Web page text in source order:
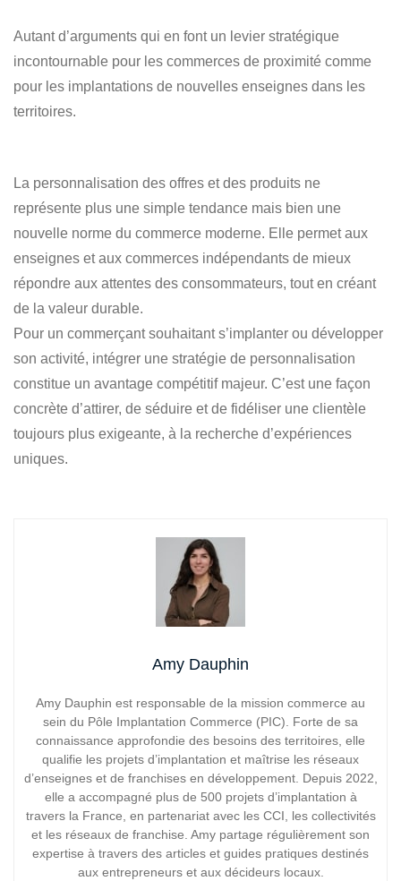
Autant d’arguments qui en font un levier stratégique
incontournable pour les commerces de proximité comme
pour les implantations de nouvelles enseignes dans les
territoires.
La personnalisation des offres et des produits ne
représente plus une simple tendance mais bien une
nouvelle norme du commerce moderne. Elle permet aux
enseignes et aux commerces indépendants de mieux
répondre aux attentes des consommateurs, tout en créant
de la valeur durable.
Pour un commerçant souhaitant s’implanter ou développer
son activité, intégrer une stratégie de personnalisation
constitue un avantage compétitif majeur. C’est une façon
concrète d’attirer, de séduire et de fidéliser une clientèle
toujours plus exigeante, à la recherche d’expériences
uniques.
Amy Dauphin
Amy Dauphin est responsable de la mission commerce au
sein du Pôle Implantation Commerce (PIC). Forte de sa
connaissance approfondie des besoins des territoires, elle
qualifie les projets d’implantation et maîtrise les réseaux
d’enseignes et de franchises en développement. Depuis 2022,
elle a accompagné plus de 500 projets d’implantation à
travers la France, en partenariat avec les CCI, les collectivités
et les réseaux de franchise. Amy partage régulièrement son
expertise à travers des articles et guides pratiques destinés
aux entrepreneurs et aux décideurs locaux.